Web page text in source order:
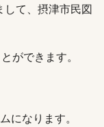
して、摂津市民図
ができます。
になります。